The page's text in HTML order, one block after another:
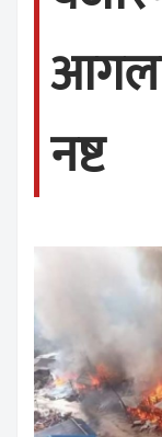
नष्ट